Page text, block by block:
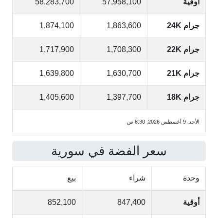
جرام 24K 1,863,600
1,874,100
جرام 22K 1,708,300
1,717,900
جرام 21K 1,630,700
1,639,800
جرام 18K 1,397,700
1,405,600
الأحد, 9 أغسطس 2026, 8:30 ص
سعر الفضة في سورية
وحدة شراء بيع
أوقية 847,400
852,100